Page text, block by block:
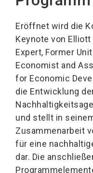
Eröffnet wird die
Keynote von
Expert, Former
Economist and
for Economic
die Entwicklung
und stellt in
Zusammenarbeit
für eine
dar. Die